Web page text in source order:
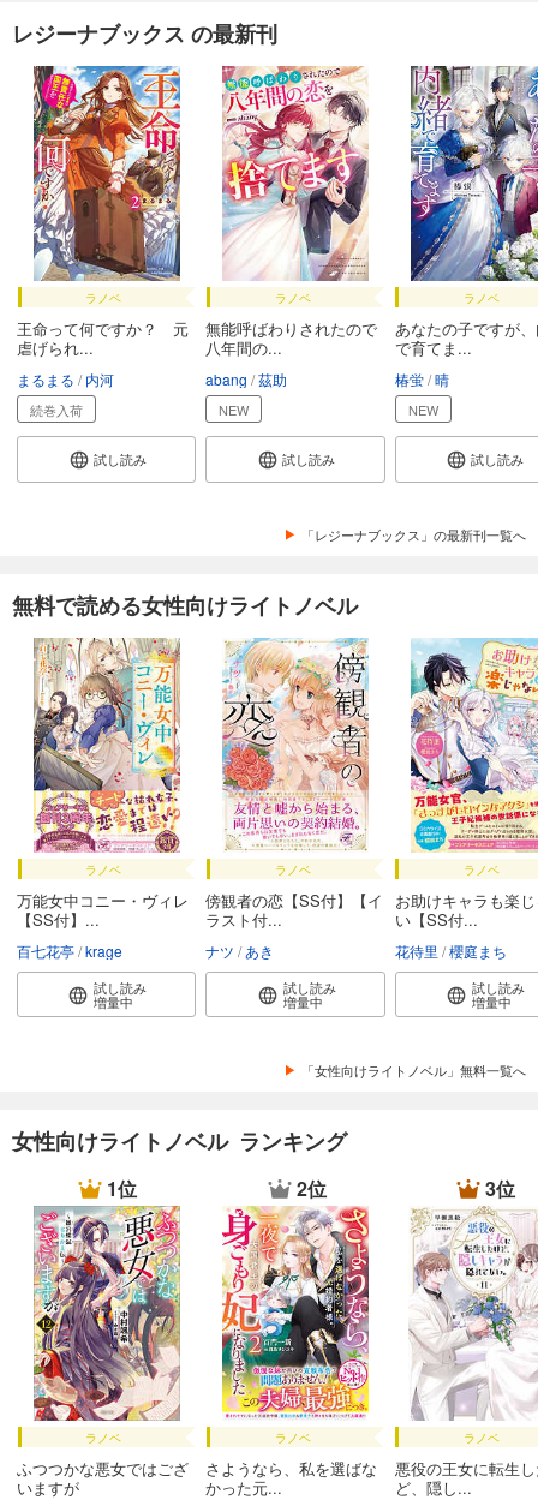
レジーナブックス の最新刊
ラノベ
王命って何ですか？ 元
虐げられ...
まるまる 内河
続巻入荷
試し読み
ラノベ
無能呼ばわりされたので
八年間の...
abang 茲助
NEW
試し読み
ラノベ
あなたの子ですが
で育てま...
椿蛍 晴
NEW
試し読み
「レジーナブックス」の最新刊一覧へ
無料で読める女性向けライトノベル
ラノベ
万能女中コニー・ヴィレ
【SS付】...
百七花亭 krage
試し読み
増量中
ラノベ
傍観者の恋【SS付】【イ
ラスト付...
ナツ あき
試し読み
増量中
ラノベ
お助けキャラも楽
い【SS付...
花待里 櫻庭まち
試し読み
増量中
「女性向けライトノベル」無料一覧へ
女性向けライトノベル ランキング
1位
ラノベ
ふつつかな悪女ではござ
いますが
2位
ラノベ
さようなら、私を選ばな
かった元...
3位
ラノベ
悪役の王女に転生
ど、隠し...